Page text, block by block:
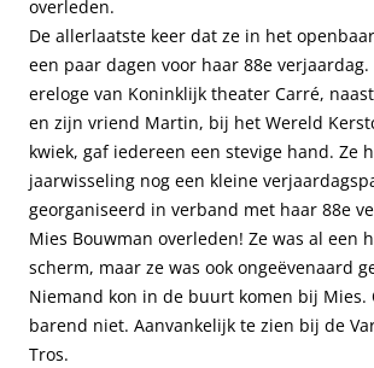
overleden.
De allerlaatste keer dat ze in het
een paar dagen voor haar 88e
ereloge van Koninklijk theater Carré,
en zijn vriend Martin, bij het Wereld
kwiek, gaf iedereen een stevige hand. Ze
jaarwisseling nog een kleine
georganiseerd in verband met haar 88e
Mies Bouwman overleden! Ze was al een
scherm, maar ze was ook ongeëvenaard
Niemand kon in de buurt komen bij Mies.
barend niet. Aanvankelijk te zien bij de
Tros.